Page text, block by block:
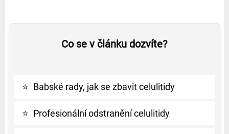
Co se v článku dozvíte?
⭐ Babské rady, jak se zbavit celulitidy
⭐ Profesionální odstranění celulitidy